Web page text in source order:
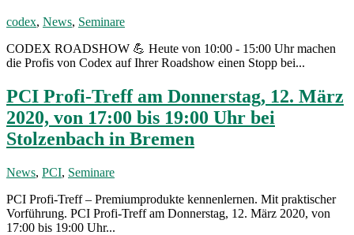
codex, News, Seminare
CODEX ROADSHOW 💪 Heute von 10:00 - 15:00 Uhr machen
die Profis von Codex auf Ihrer Roadshow einen Stopp bei...
PCI Profi-Treff am Donnerstag, 12. März
2020, von 17:00 bis 19:00 Uhr bei
Stolzenbach in Bremen
News, PCI, Seminare
PCI Profi-Treff – Premiumprodukte kennenlernen. Mit praktischer
Vorführung. PCI Profi-Treff am Donnerstag, 12. März 2020, von
17:00 bis 19:00 Uhr...